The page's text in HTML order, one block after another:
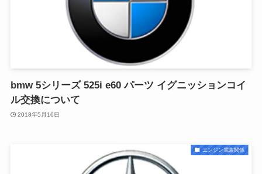
bmw 5シリーズ 525i e60 パーツ イグニッションコイ
ル交換について
2018年5月16日
エンジン電装関係